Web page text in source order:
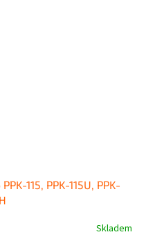
115, PPK-115U, PPK-
Skladem